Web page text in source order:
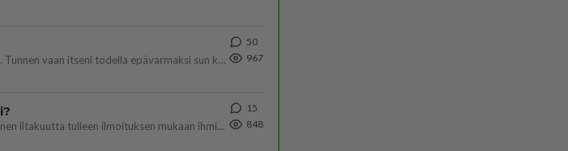
Olen säälittävä, mitä tulee sinun kohtaamiseen. Tunnen vaan itseni todella epävarmaksi sun kanssa. Jos minun olisi pitän
50
967
Poliisin mukaan nuori oli lähes täysi-ikäinen. Ennen iltakuutta tulleen ilmoituksen mukaan ihminen oli joutunut mahdoll
15
848